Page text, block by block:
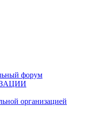
форум
организацией